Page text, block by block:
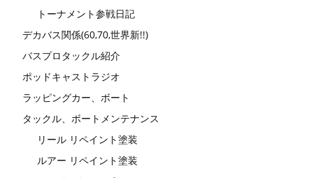
トーナメント参戦日記
デカバス関係(60,70,世界新!!)
バスプロタックル紹介
ポッドキャストラジオ
ラッピングカー、ボート
タックル、ボートメンテナンス
リール リペイント塗装
ルアー リペイント塗装